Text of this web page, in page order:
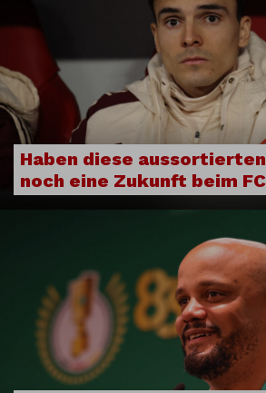
Haben diese
noch eine Zukunft beim